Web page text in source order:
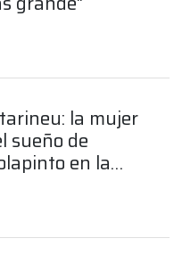
la mujer
sueño de
en la